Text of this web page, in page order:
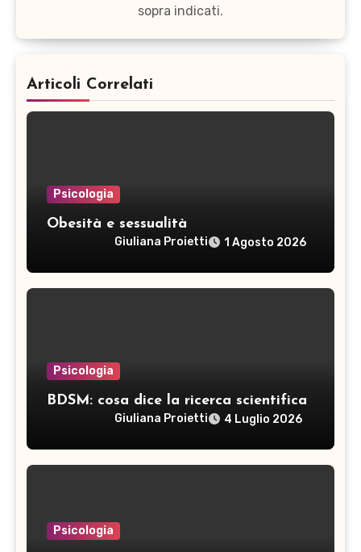
sopra indicati.
Articoli Correlati
Psicologia
Obesità e sessualità
Giuliana Proietti 1 Agosto 2026
Psicologia
BDSM: cosa dice la ricerca scientifica
Giuliana Proietti 4 Luglio 2026
Psicologia